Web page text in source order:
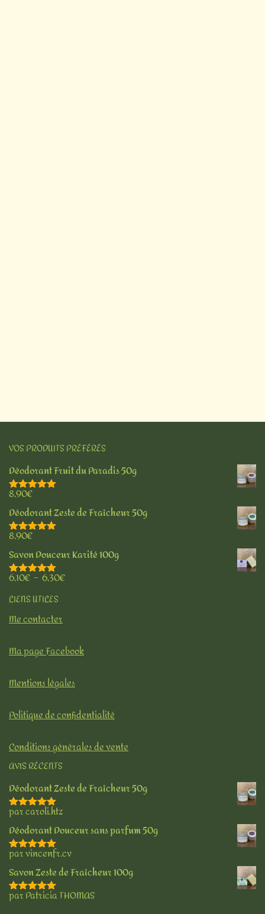
VOS PRODUITS PRÉFÉRÉS
Déodorant Fruit du Paradis 50g
Note5.00
8,90€
Déodorant Zeste de Fraîcheur 50g
Note5.00
8,90€
Savon Douceur Karité 100g
Note 5.00
6,10€ – 6,30€
LIENS UTILES
Me contacter
Ma page Facebook
Mentions légales
Politique de confidentialité
Conditions générales de vente
AVIS RÉCENTS
Déodorant Zeste de Fraîcheur 50g
Note5
par caroli.htz
Déodorant Douceur sans parfum 50g
Note5
par vincenfr.cv
Savon Zeste de Fraîcheur 100g
Note5
par Patricia THOMAS